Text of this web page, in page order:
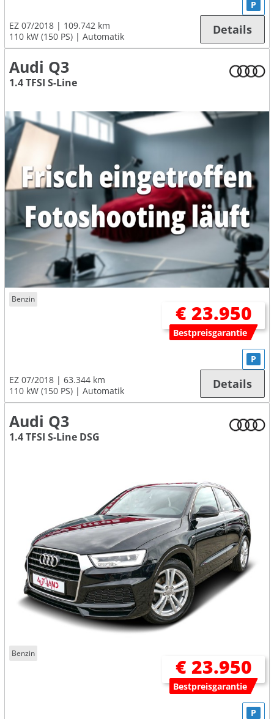
EZ 07/2018
109.742 km
110 kW (150 PS)
Automatik
P
Details
Audi Q3
1.4 TFSI S-Line
Benzin
€ 23.950
Bestpreisgarantie
EZ 07/2018
63.344 km
110 kW (150 PS)
Automatik
P
Details
Audi Q3
1.4 TFSI S-Line DSG
Benzin
€ 23.950
Bestpreisgarantie
P